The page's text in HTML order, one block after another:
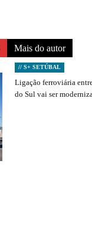
Mais do autor
// S+ SETÚBAL
Ligação ferroviária
do Sul vai ser